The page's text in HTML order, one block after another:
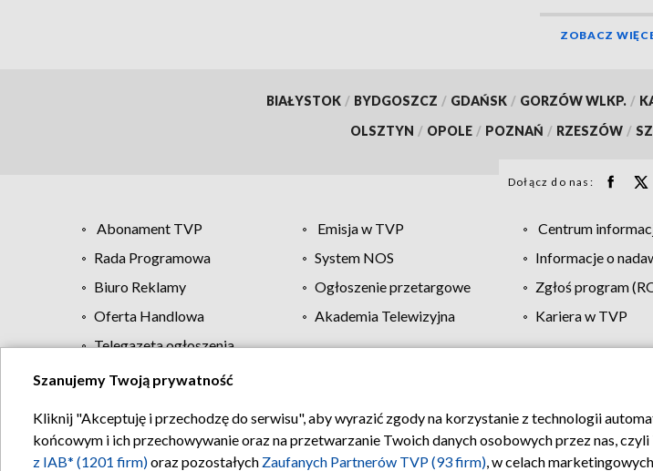
ZOBACZ
BIAŁYSTOK / BYDGOSZCZ / GDAŃSK / GORZÓW WLKP. /
OLSZTYN / OPOLE / POZNAŃ / RZESZÓW /
Dołącz do nas:
Abonament TVP Emisja w TVP Centrum
Rada Programowa
System NOS Informacje o
Biuro Reklamy
Ogłoszenie przetargowe Zgłoś program
Oferta Handlowa
Akademia Telewizyjna Kariera w TVP
Telegazeta ogłoszenia
Regulamin TVP Polityka prywatności Moje
Szanujemy Twoją prywatność
Kliknij "Akceptuję i przechodzę do serwisu", aby wyrazić zgody na korzystanie z technologii
końcowym i ich przechowywanie oraz na przetwarzanie Twoich danych osobowych przez nas,
z IAB* (1201 firm)oraz pozostałych Zaufanych Partnerów TVP (93 firm), w celach